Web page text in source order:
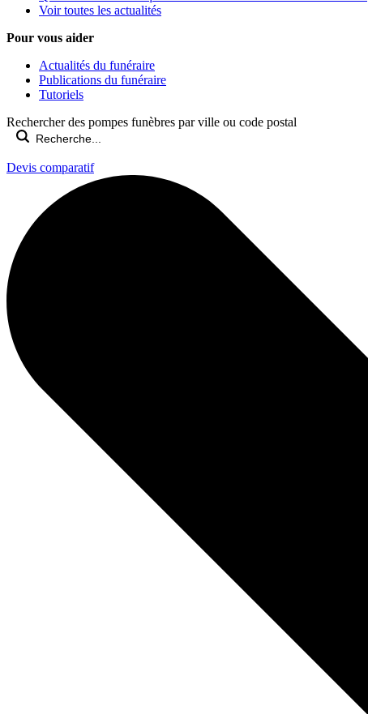
Voir toutes les actualités
Pour vous aider
Actualités du funéraire
Publications du funéraire
Tutoriels
Rechercher des pompes funèbres par ville ou code postal
Devis comparatif